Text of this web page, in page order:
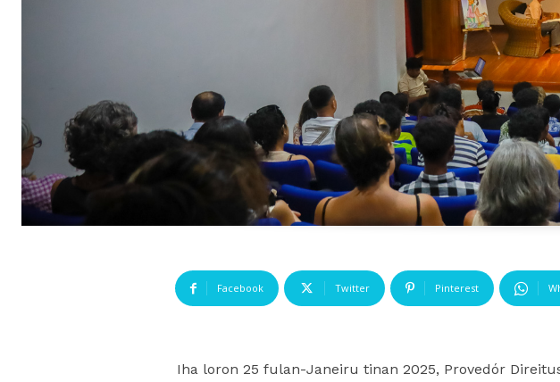
Facebook Twitter Pinterest
Iha loron 25 fulan-Janeiru tinan 2025, Provedór